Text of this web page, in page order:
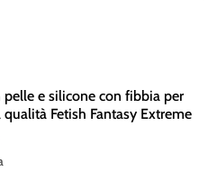
e silicone con fibbia per
Fetish Fantasy Extreme